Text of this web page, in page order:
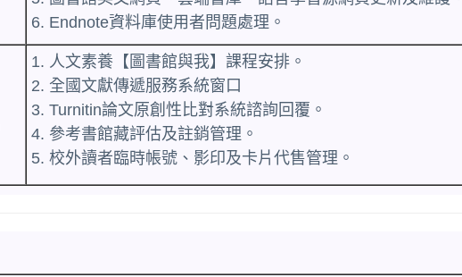
6. Endnote資料庫使用者問題處理。
1. 人文素養【圖書館與我】課程安排。
2. 全國文獻傳遞服務系統窗口
3.Turnitin論文原創性比對系統諮詢回覆。
4. 參考書館藏評估及註銷管理。
5. 校外讀者臨時帳號、 影印及卡片代售管理。